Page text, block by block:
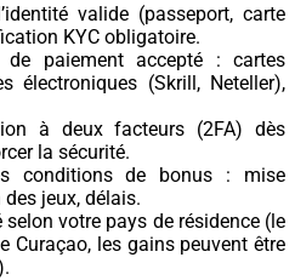
valide (passeport, carte
KYC obligatoire.
de paiement accepté : cartes
électroniques (Skrill, Neteller),
à deux facteurs (2FA) dès
la sécurité.
conditions de bonus : mise
jeux, délais.
votre pays de résidence (le
Curaçao, les gains peuvent être